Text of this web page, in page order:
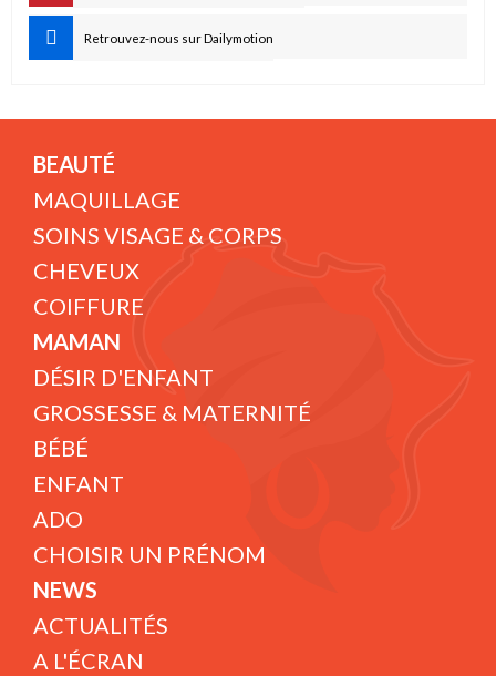
Retrouvez-nous sur Dailymotion
BEAUTÉ
MAQUILLAGE
SOINS VISAGE & CORPS
CHEVEUX
COIFFURE
MAMAN
DÉSIR D'ENFANT
GROSSESSE & MATERNITÉ
BÉBÉ
ENFANT
ADO
CHOISIR UN PRÉNOM
NEWS
ACTUALITÉS
A L'ÉCRAN